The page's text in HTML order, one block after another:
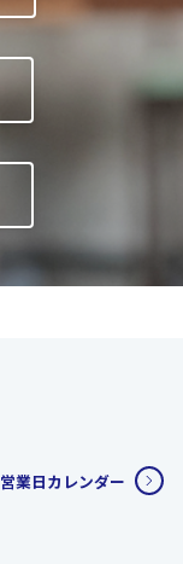
営業日カレンダー